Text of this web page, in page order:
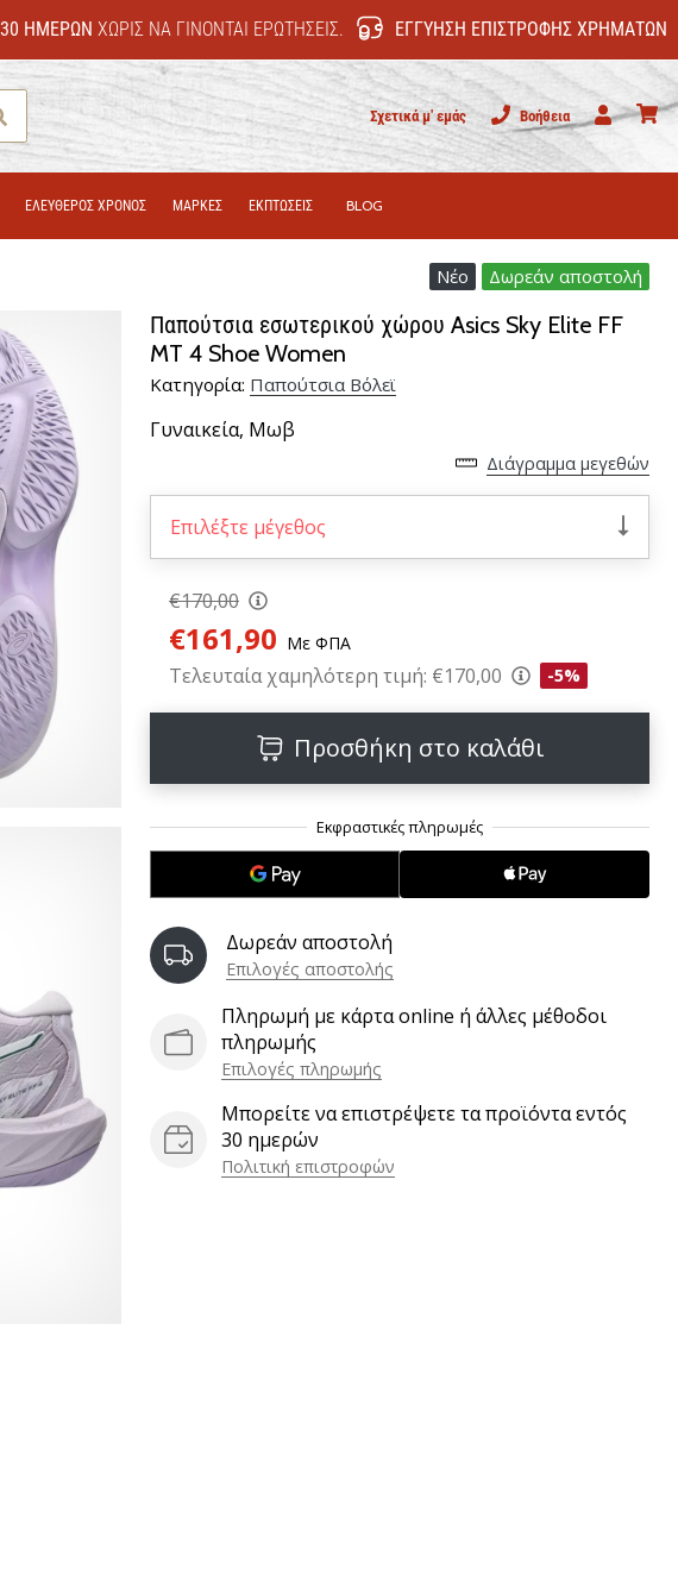
ΗΜΕΡΏΝ ΧΩΡΊΣ ΝΑ ΓΊΝΟΝΤΑΙ ΕΡΩΤΉΣΕΙΣ. ΕΓΓΎΗΣΗ ΕΠΙΣΤΡΟΦΉΣ ΧΡΗΜΆΤΩΝ
Σχετικά μ' εμάς
Βοήθεια
Χρήστης
ΕΛΕΥΘΕΡΟΣ ΧΡΟΝΟΣ ΜΑΡΚΕΣ ΕΚΠΤΩΣΕΙΣ BLOG
Νέο Δωρεάν αποστολή
Παπούτσια εσωτερικού χώρου Asics Sky Elite FF
MT 4 Shoe Women
Κατηγορία: Παπούτσια Βόλεϊ
Γυναικεία, Μωβ
Διάγραμμα μεγεθών
Επιλέξτε μέγεθος
€170,00
€161,90 Με ΦΠΑ
Τελευταία χαμηλότερη τιμή: €170,00 -5%
Προσθήκη στο καλάθι
Δωρεάν αποστολή
Επιλογές αποστολής
Πληρωμή με κάρτα online ή άλλες μέθοδοι
πληρωμής
Επιλογές πληρωμής
Μπορείτε να επιστρέψετε τα προϊόντα εντός
30 ημερών
Πολιτική επιστροφών